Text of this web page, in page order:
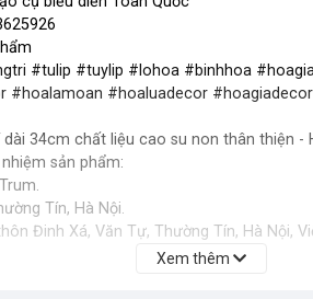
#tulip #tuylip #lohoa #binhhoa
#hoalamoan #hoaluadecor #hoagiadecor
34cm chất liệu cao su non thân thiện -
sản phẩm:
Tín, Hà Nội.
Đinh Xá, Văn Tự, Thường Tín, Hà Nội,
Xem thêm